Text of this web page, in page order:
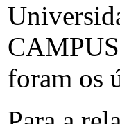
foram os